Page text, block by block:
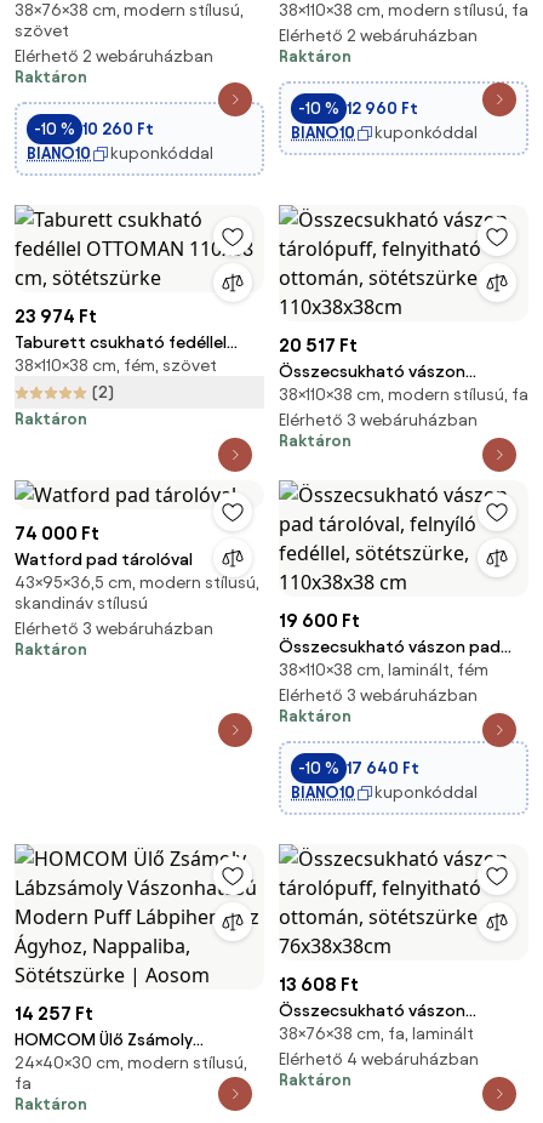
tárolóval, sötétszürke,
76x38x38 cm
38×76×38 cm, modern stílusú,
szövet
Elérhető 2 webáruházban
Raktáron
-10 % 10 260 Ft
BIANO10
kuponkóddal
tárolóval, sötétszürke,
110x38x38 cm
38×110×38 cm, modern stílusú, fa
Elérhető 2 webáruházban
Raktáron
-10 % 12 960 Ft
BIANO10
kuponkóddal
23 974 Ft
Taburett csukható fedéllel
OTTOMAN 110x38 cm,
sötétszürke
38×110×38 cm, fém, szövet
(2)
Raktáron
20 517 Ft
Összecsukható vászon
tárolópuff, felnyitható
ottomán, sötétszürke
110x38x38cm
38×110×38 cm, modern stílusú, fa
Elérhető 3 webáruházban
Raktáron
74 000 Ft
Watford pad tárolóval
43×95×36,5 cm, modern stílusú,
skandináv stílusú
Elérhető 3 webáruházban
Raktáron
19 600 Ft
Összecsukható vászon pad
tárolóval, felnyíló fedéllel,
sötétszürke, 110x38x38 cm
38×110×38 cm, laminált, fém
Elérhető 3 webáruházban
Raktáron
-10 % 17 640 Ft
BIANO10
kuponkóddal
14 257 Ft
HOMCOM Ülő Zsámoly
Lábzsámoly Vászonhatású
Modern Puff Lábpihenő Az
Ágyhoz, Nappaliba,
24×40×30 cm, modern stílusú,
fa
Raktáron
13 608 Ft
Összecsukható vászon
tárolópuff, felnyitható
ottomán, sötétszürke
76x38x38cm
38×76×38 cm, fa, laminált
Elérhető 4 webáruházban
Raktáron